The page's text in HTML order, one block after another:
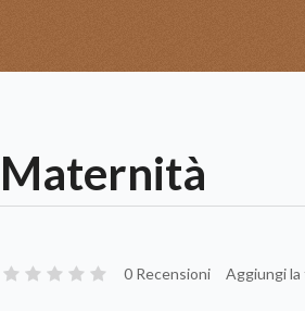
Maternità
0 Recensioni Aggiungi